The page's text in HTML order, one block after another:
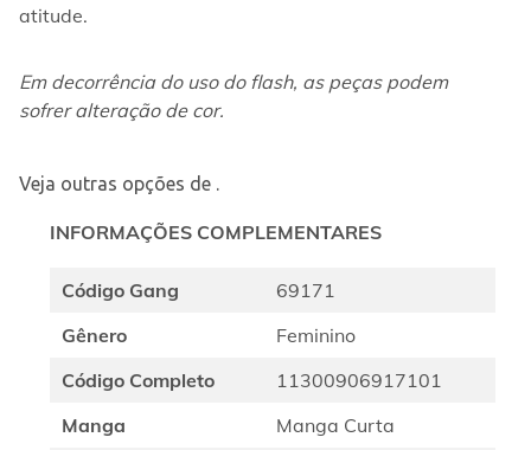
atitude.
Em decorrência do uso do flash, as peças podem
sofrer alteração de cor.
Veja outras opções de .
INFORMAÇÕES COMPLEMENTARES
Código Gang
69171
Gênero
Feminino
Código Completo
11300906917101
Manga
Manga Curta